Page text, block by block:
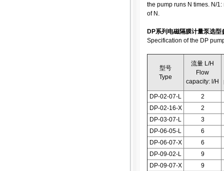
the pump runs N times. N/
of N.
DP系列电磁隔膜计量泵选型
Specification of the DP
型号
Type
流量 L/H
Flow
capacity: l/H
DP-02-07-L
2
DP-02-16-X
2
DP-03-07-L
3
DP-06-05-L
6
DP-06-07-X
6
DP-09-02-L
9
DP-09-07-X
9